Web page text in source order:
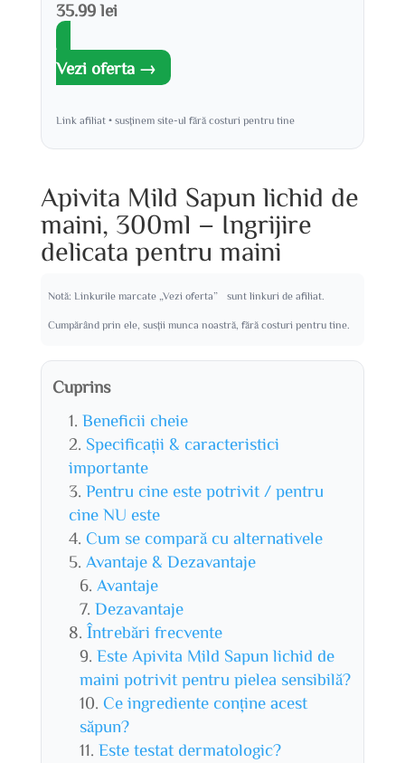
35.99 lei
Vezi oferta →
Link afiliat • susținem site-ul fără costuri pentru tine
Apivita Mild Sapun lichid de
maini, 300ml – Ingrijire
delicata pentru maini
Notă: Linkurile marcate „Vezi oferta” sunt linkuri de afiliat.
Cumpărând prin ele, susții munca noastră, fără costuri pentru tine.
Cuprins
Beneficii cheie
Specificații & caracteristici
importante
Pentru cine este potrivit / pentru
cine NU este
Cum se compară cu alternativele
Avantaje & Dezavantaje
Avantaje
Dezavantaje
Întrebări frecvente
Este Apivita Mild Sapun lichid de
maini potrivit pentru pielea sensibilă?
Ce ingrediente conține acest
săpun?
Este testat dermatologic?